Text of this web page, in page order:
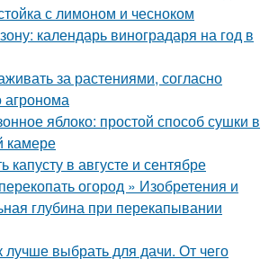
с лимоном и чесноком
календарь виноградаря на год в
за растениями, согласно
агронома
яблоко: простой способ сушки в
камере
капусту в августе и сентябре
огород » Изобретения и
глубина при перекапывании
лучше выбрать для дачи. От чего